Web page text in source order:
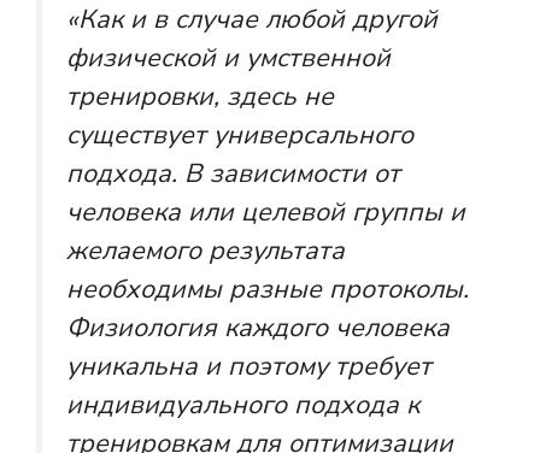
«Как и в случае любой другой
физической и умственной
тренировки, здесь не
существует универсального
подхода. В зависимости от
человека или целевой группы и
желаемого результата
необходимы разные протоколы.
Физиология каждого человека
уникальна и поэтому требует
индивидуального подхода к
тренировкам для оптимизации